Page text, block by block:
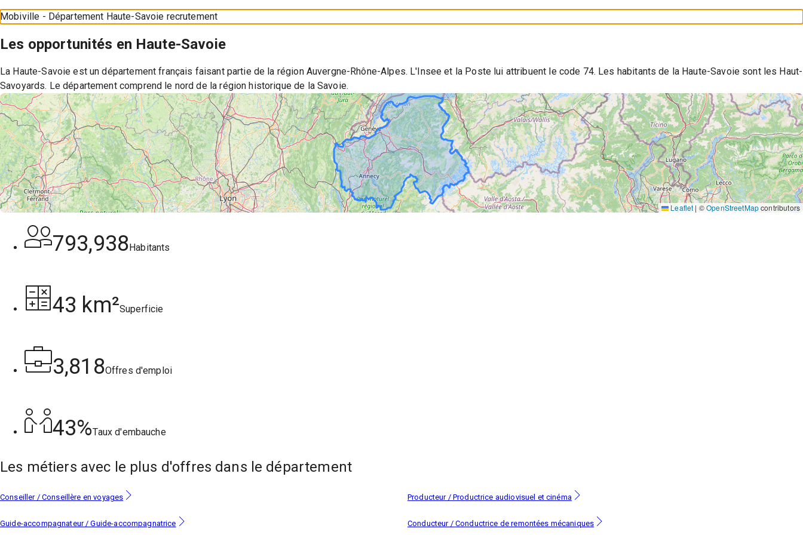
Mobiville - Département Haute-Savoie recrutement
Les opportunités en Haute-Savoie
La Haute-Savoie est un département français faisant partie de la région Auvergne-Rhône-Alpes. L'Insee et la Poste lui attribuent le code 74. Les habitants de la Haute-Savoie sont les Haut-
Savoyards. Le département comprend le nord de la région historique de la Savoie.
Leaflet| ©OpenStreetMapcontributors
793,938 Habitants
43 km²Superficie
3,818Offres d'emploi
43%Taux d'embauche
Les métiers avec le plus d'offres dans le département
Conseiller / Conseillère en voyages Producteur / Productrice audiovisuel et cinéma
Guide-accompagnateur / Guide-accompagnatrice Conducteur / Conductrice de remontées mécaniques